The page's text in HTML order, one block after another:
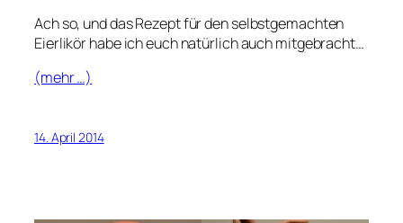
Ach so, und das Rezept für den selbstgemachten
Eierlikör habe ich euch natürlich auch mitgebracht…
(mehr …)
14. April 2014